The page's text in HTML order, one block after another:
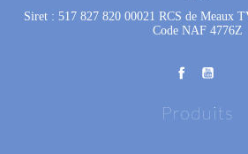
Siret : 517 827 820 00021 RCS de Meaux
Code NAF 4776Z
Produits